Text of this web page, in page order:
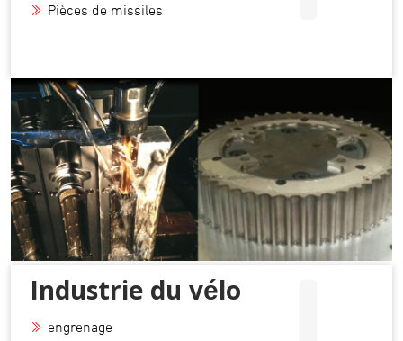
Pièces de missiles
Industrie du vélo
engrenage